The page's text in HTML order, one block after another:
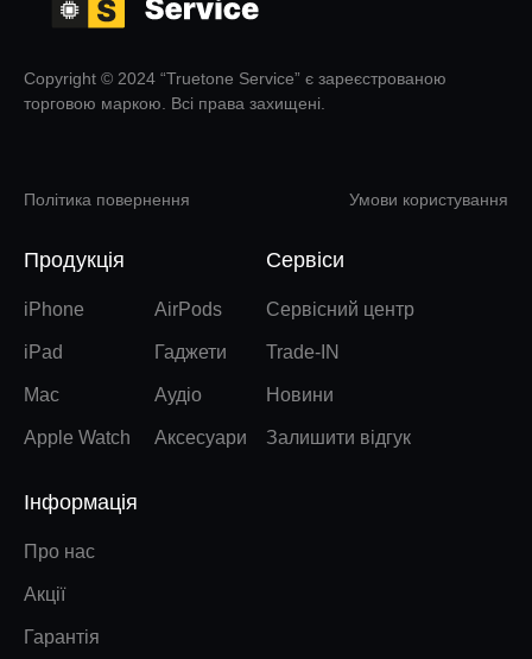
Copyright © 2024 “Truetone Service” є зареєстрованою
торговою маркою. Всі права захищені.
Політика повернення Умови користування
Продукція
iPhone
iPad
Mac
Apple Watch
AirPods
Гаджети
Аудіо
Аксесуари
Сервіси
Сервісний центр
Trade-IN
Новини
Залишити відгук
Інформація
Про нас
Акції
Гарантія